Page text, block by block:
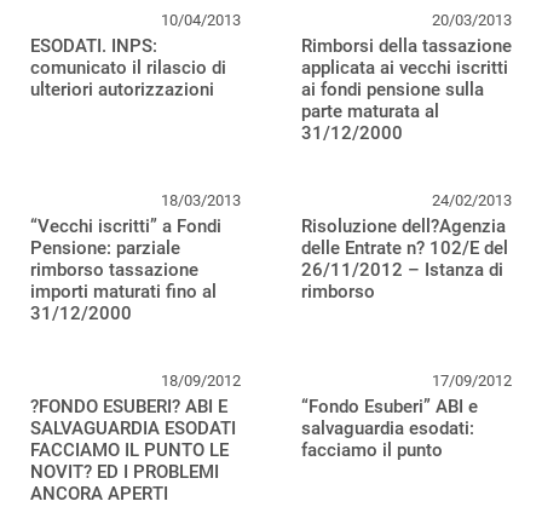
10/04/2013
ESODATI. INPS:
comunicato il rilascio di
ulteriori autorizzazioni
20/03/2013
Rimborsi della tassazione
applicata ai vecchi iscritti
ai fondi pensione sulla
parte maturata al
31/12/2000
18/03/2013
“Vecchi iscritti” a Fondi
Pensione: parziale
rimborso tassazione
importi maturati fino al
31/12/2000
24/02/2013
Risoluzione dell?Agenzia
delle Entrate n? 102/E del
26/11/2012 – Istanza di
rimborso
18/09/2012
?FONDO ESUBERI? ABI E
SALVAGUARDIA ESODATI
FACCIAMO IL PUNTO LE
NOVIT? ED I PROBLEMI
ANCORA APERTI
17/09/2012
“Fondo Esuberi” ABI e
salvaguardia esodati:
facciamo il punto